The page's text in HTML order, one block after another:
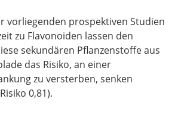
vorliegenden prospektiven Studien
zu Flavonoiden lassen den
sekundären Pflanzenstoffe aus
das Risiko, an einer
zu versterben, senken
0,81).